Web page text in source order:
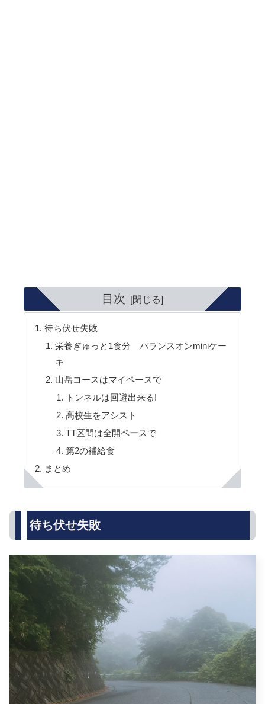
目次
待ち伏せ失敗
栄養ぎゅっと1食分 バランスオンminiケー
キ
山岳コースはマイペースで
トンネルは回避出来る!
高校生をアシスト
TT区間は全開ペースで
第2の補給食
まとめ
待ち伏せ失敗